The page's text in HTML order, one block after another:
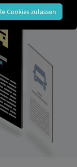
Cookies zulassen